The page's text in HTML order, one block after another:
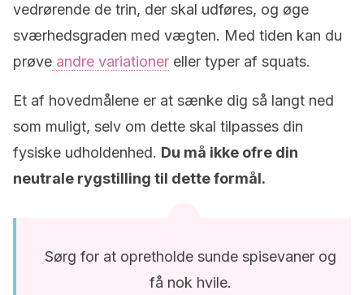
vedrørende de trin, der skal udføres, og øge
sværhedsgraden med vægten. Med tiden kan du
prøve andre variationer eller typer af squats.
Et af hovedmålene er at sænke dig så langt ned
som muligt, selv om dette skal tilpasses din
fysiske udholdenhed. Du må ikke ofre din
neutrale rygstilling til dette formål.
Sørg for at opretholde sunde spisevaner og
få nok hvile.